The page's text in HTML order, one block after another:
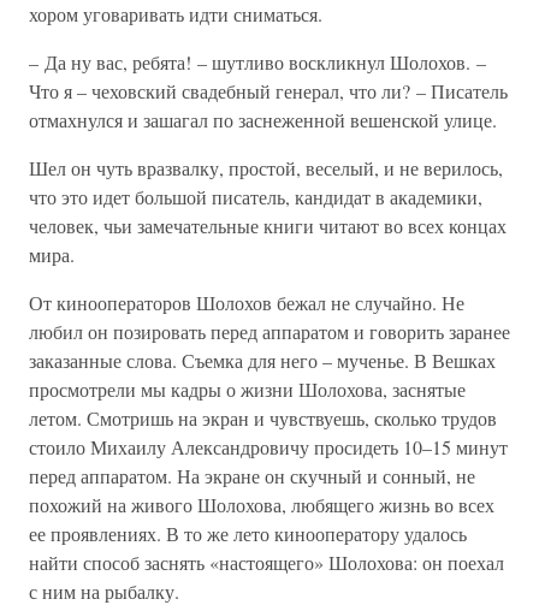
хором уговаривать идти сниматься.
– Да ну вас, ребята! – шутливо воскликнул Шолохов. –
Что я – чеховский свадебный генерал, что ли? – Писатель
отмахнулся и зашагал по заснеженной вешенской улице.
Шел он чуть вразвалку, простой, веселый, и не верилось,
что это идет большой писатель, кандидат в академики,
человек, чьи замечательные книги читают во всех концах
мира.
От кинооператоров Шолохов бежал не случайно. Не
любил он позировать перед аппаратом и говорить заранее
заказанные слова. Съемка для него – мученье. В Вешках
просмотрели мы кадры о жизни Шолохова, заснятые
летом. Смотришь на экран и чувствуешь, сколько трудов
стоило Михаилу Александровичу просидеть 10–15 минут
перед аппаратом. На экране он скучный и сонный, не
похожий на живого Шолохова, любящего жизнь во всех
ее проявлениях. В то же лето кинооператору удалось
найти способ заснять «настоящего» Шолохова: он поехал
с ним на рыбалку.